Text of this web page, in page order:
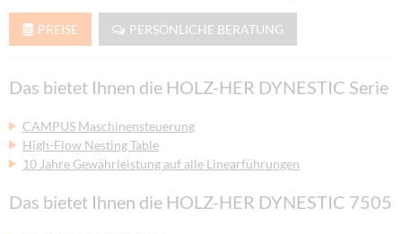
PREISE PERSÖNLICHE BERATUNG
Das bietet Ihnen die HOLZ-HER DYNESTIC Serie
CAMPUS Maschinensteuerung
High-Flow Nesting Table
10 Jahre Gewährleistung auf alle Linearführungen
Das bietet Ihnen die HOLZ-HER DYNESTIC 7505